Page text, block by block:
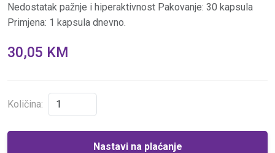
Nedostatak pažnje i hiperaktivnost Pakovanje: 30 kapsula
Primjena: 1 kapsula dnevno.
30,05 KM
Količina:
Nastavi na plaćanje